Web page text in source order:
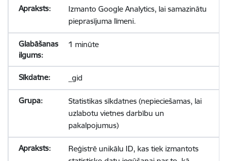
Izmanto Google Analytics, lai samazinātu
pieprasījuma līmeni.
1 minūte
_gid
Statistikas sīkdatnes (nepieciešamas, lai
uzlabotu vietnes darbību un
pakalpojumus)
Reģistrē unikālu ID, kas tiek izmantots